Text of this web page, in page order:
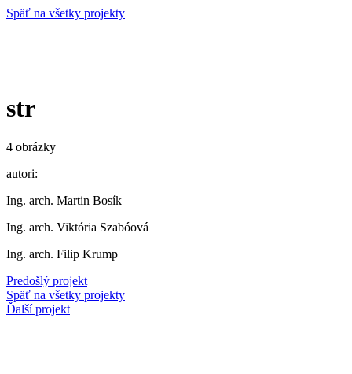
Späť na všetky projekty
str
4 obrázky
autori:
Ing. arch. Martin Bosík
Ing. arch. Viktória Szabóová
Ing. arch. Filip Krump
Predošlý projekt
Späť na všetky projekty
Ďalší projekt